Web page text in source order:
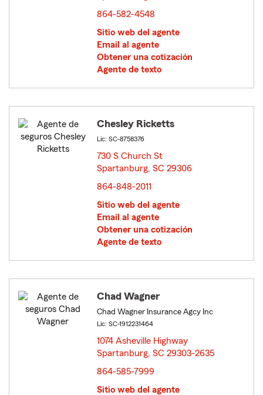
864-582-4548
Sitio web del agente
Email al agente
Obtener una cotización
Agente de texto
Chesley Ricketts
Lic: SC-8758376
730 S Church St
Spartanburg, SC 29306
864-848-2011
Sitio web del agente
Email al agente
Obtener una cotización
Agente de texto
Chad Wagner
Chad Wagner Insurance Agcy Inc
Lic: SC-1912231464
1074 Asheville Highway
Spartanburg, SC 29303-2635
864-585-7999
Sitio web del agente